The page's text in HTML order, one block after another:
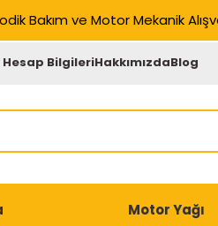
Bakım ve Motor Mekanik
Hesap BilgileriHakkımızdaBlog
Motor Yağı